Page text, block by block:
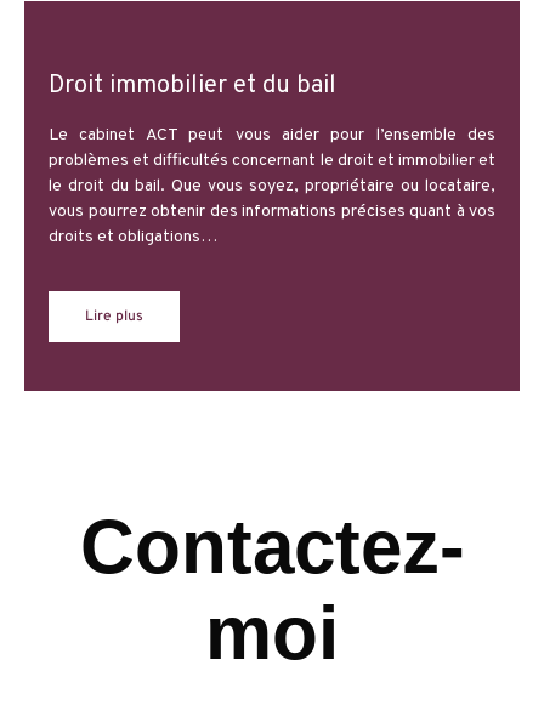
Droit immobilier et du bail
Le cabinet ACT peut vous aider pour l’ensemble des
problèmes et difficultés concernant le droit et immobilier et
le droit du bail. Que vous soyez, propriétaire ou locataire,
vous pourrez obtenir des informations précises quant à vos
droits et obligations…
Lire plus
Contactez-
moi